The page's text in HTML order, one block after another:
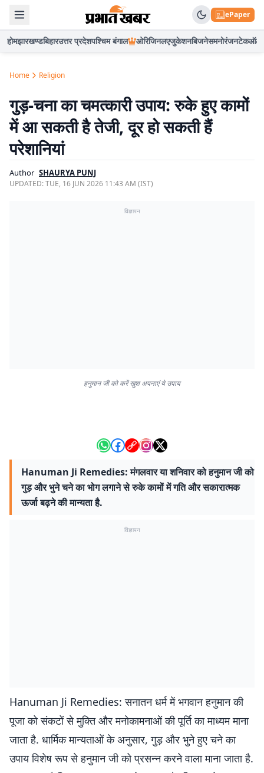
ePaper
होमझारखण्डबिहारउत्तर प्रदेशपश्चिम बंगाल ओरिजिनलएजुकेशनबिजनेसमनोरंजनटेकऑटो
Home Religion
गुड़-चना का चमत्कारी उपाय: रुके हुए कामों
में आ सकती है तेजी, दूर हो सकती हैं
परेशानियां
Author SHAURYA PUNJ
UPDATED:TUE, 16 JUN 2026 11:43 AM (IST)
विज्ञापन
हनुमान जी को करें खुश अपनाएं ये उपाय
Hanuman Ji Remedies: मंगलवार या शनिवार को हनुमान जी को
गुड़ और भुने चने का भोग लगाने से रुके कामों में गति और सकारात्मक
ऊर्जा बढ़ने की मान्यता है.
विज्ञापन
Hanuman Ji Remedies: सनातन धर्म में भगवान हनुमान की
पूजा को संकटों से मुक्ति और मनोकामनाओं की पूर्ति का माध्यम माना
जाता है. धार्मिक मान्यताओं के अनुसार, गुड़ और भुने हुए चने का
उपाय विशेष रूप से हनुमान जी को प्रसन्न करने वाला माना जाता है.